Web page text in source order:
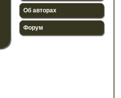
Об авторах
Форум